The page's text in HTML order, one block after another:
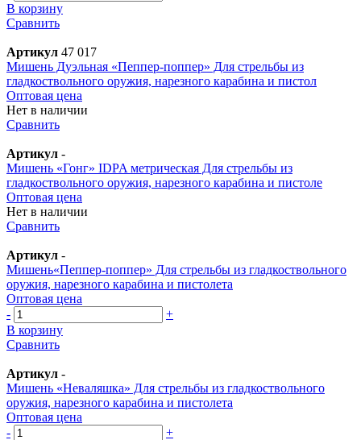
В корзину
Сравнить
Артикул 47 017
Мишень Дуэльная «Пеппер-поппер» Для стрельбы из
гладкоствольного оружия, нарезного карабина и пистол
Оптовая цена
Нет в наличии
Сравнить
Артикул -
Мишень «Гонг» IDPA метрическая Для стрельбы из
гладкоствольного оружия, нарезного карабина и пистоле
Оптовая цена
Нет в наличии
Сравнить
Артикул -
Мишень«Пеппер-поппер» Для стрельбы из гладкоствольного
оружия, нарезного карабина и пистолета
Оптовая цена
-
+
В корзину
Сравнить
Артикул -
Мишень «Неваляшка» Для стрельбы из гладкоствольного
оружия, нарезного карабина и пистолета
Оптовая цена
-
+